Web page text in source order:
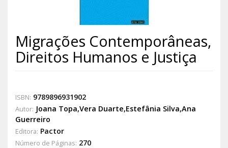
Migrações Contemporâneas,
Direitos Humanos e Justiça
ISBN: 9789896931902
Autor: Joana Topa,Vera Duarte,Estefânia Silva,Ana
Guerreiro
Editora: Pactor
Número de Páginas: 270